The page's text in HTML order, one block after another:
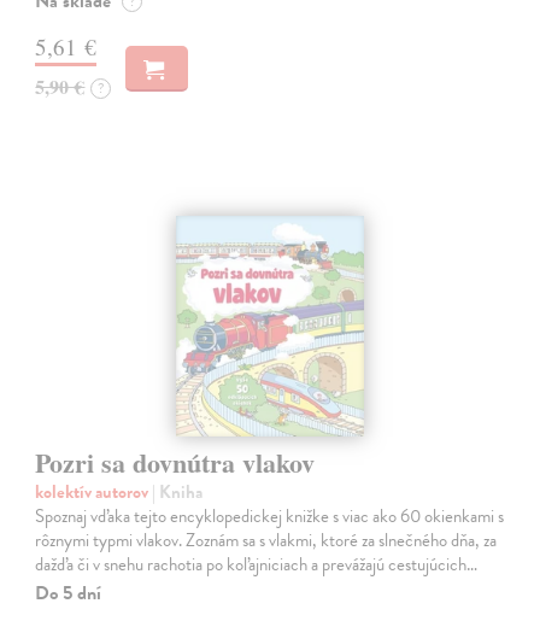
5,61 €
5,90 € ?
Pozri sa dovnútra vlakov
kolektív autorov| Kniha
Spoznaj vďaka tejto encyklopedickej knižke s viac ako 60 okienkami s
rôznymi typmi vlakov. Zoznám sa s vlakmi, ktoré za slnečného dňa, za
dažďa či v snehu rachotia po koľajniciach a prevážajú cestujúcich…
Do 5 dní